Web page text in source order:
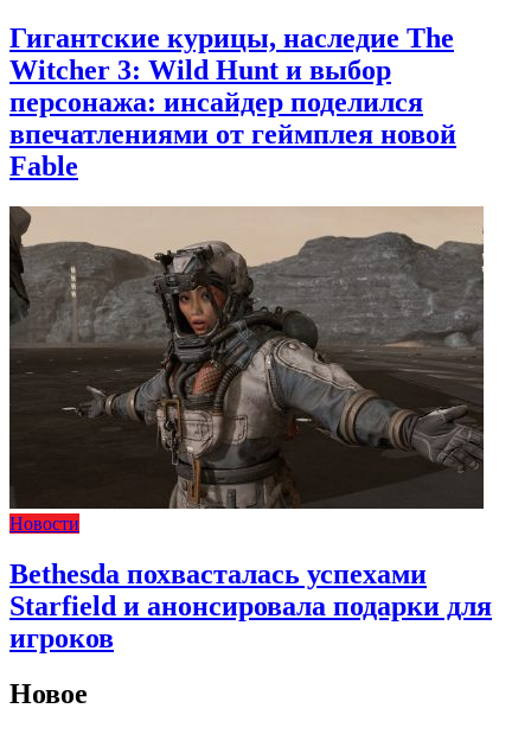
Гигантские курицы, наследие The
Witcher 3: Wild Hunt и выбор
персонажа: инсайдер поделился
впечатлениями от геймплея новой
Fable
Новости
Bethesda похвасталась успехами
Starfield и анонсировала подарки для
игроков
Новое